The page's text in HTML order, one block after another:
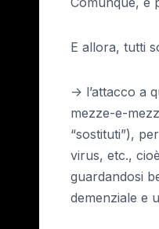
E allora, tutti
-> l’attacco a
mezze-e-
“sostituti”),
virus, etc.,
guardandosi
demenziale e